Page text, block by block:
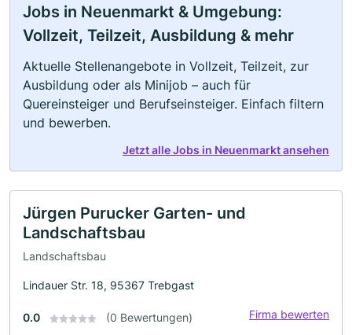
Jobs in Neuenmarkt & Umgebung:
Vollzeit, Teilzeit, Ausbildung & mehr
Aktuelle Stellenangebote in Vollzeit, Teilzeit, zur
Ausbildung oder als Minijob – auch für
Quereinsteiger und Berufseinsteiger. Einfach filtern
und bewerben.
Jetzt alle Jobs in Neuenmarkt ansehen
Jürgen Purucker Garten- und
Landschaftsbau
Landschaftsbau
Lindauer Str. 18, 95367 Trebgast
0.0 (0 Bewertungen) Firma bewerten